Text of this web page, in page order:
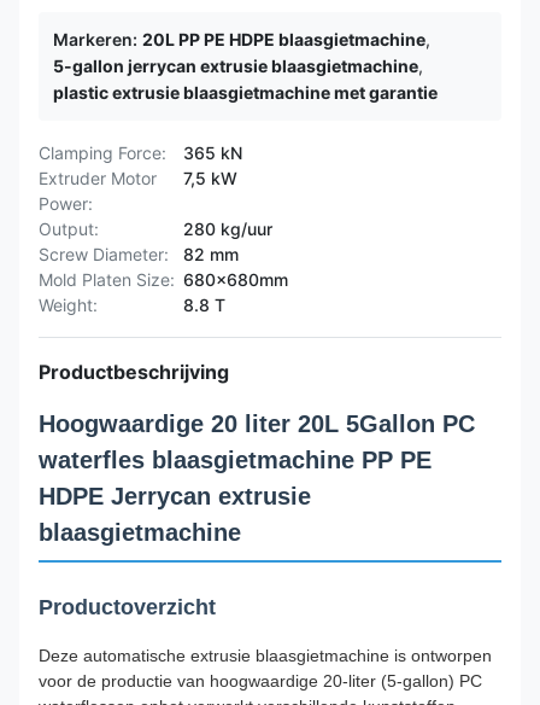
Markeren: 20L PP PE HDPE blaasgietmachine,
5-gallon jerrycan extrusie blaasgietmachine,
plastic extrusie blaasgietmachine met garantie
Clamping Force:
365 kN
Extruder Motor
Power:
7,5 kW
Output:
280 kg/uur
Screw Diameter:
82 mm
Mold Platen Size: 680x680mm
Weight:
8.8 T
Productbeschrijving
Hoogwaardige 20 liter 20L 5Gallon PC
waterfles blaasgietmachine PP PE
HDPE Jerrycan extrusie
blaasgietmachine
Productoverzicht
Deze automatische extrusie blaasgietmachine is ontworpen
voor de productie van hoogwaardige 20-liter (5-gallon) PC